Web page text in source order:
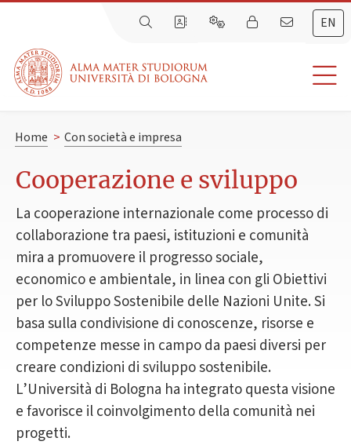
EN
Home > Con società e impresa
Cooperazione e sviluppo
La cooperazione internazionale come processo di
collaborazione tra paesi, istituzioni e comunità
mira a promuovere il progresso sociale,
economico e ambientale, in linea con gli Obiettivi
per lo Sviluppo Sostenibile delle Nazioni Unite. Si
basa sulla condivisione di conoscenze, risorse e
competenze messe in campo da paesi diversi per
creare condizioni di sviluppo sostenibile.
L’Università di Bologna ha integrato questa visione
e favorisce il coinvolgimento della comunità nei
progetti.